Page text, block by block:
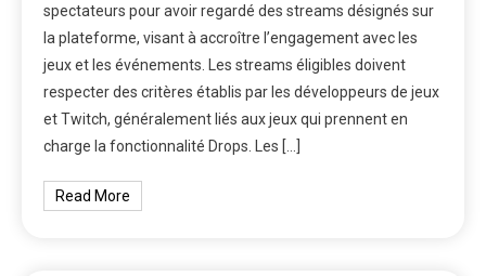
spectateurs pour avoir regardé des streams désignés sur
la plateforme, visant à accroître l’engagement avec les
jeux et les événements. Les streams éligibles doivent
respecter des critères établis par les développeurs de jeux
et Twitch, généralement liés aux jeux qui prennent en
charge la fonctionnalité Drops. Les […]
Read More